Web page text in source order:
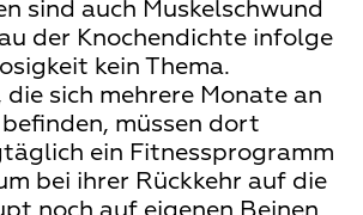
sind auch Muskelschwund
der Knochendichte infolge
kein Thema.
sich mehrere Monate an
müssen dort
ein Fitnessprogramm
bei ihrer Rückkehr auf die
noch auf eigenen Beinen